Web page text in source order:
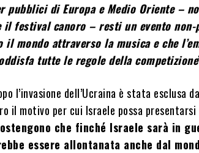
pubblici di Europa e Medio Oriente –
il festival canoro – resti un evento
mondo attraverso la musica e che
tutte le regole della competizione
l’invasione dell’Ucraina è stata esclusa
il motivo per cui Israele possa
che finché Israele sarà in
essere allontanata anche dal